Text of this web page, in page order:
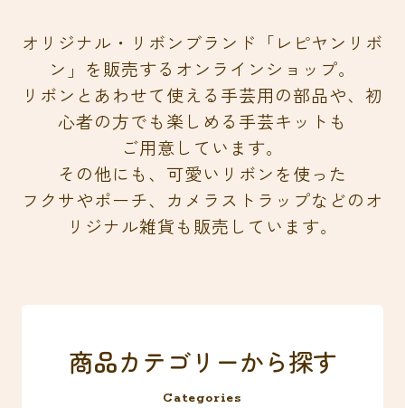
オリジナル・リボンブランド「レピヤンリボ
ン」を販売するオンラインショップ。
リボンとあわせて使える手芸用の部品や、初
心者の方でも楽しめる手芸キットも
ご用意しています。
その他にも、可愛いリボンを使った
フクサやポーチ、カメラストラップなどのオ
リジナル雑貨も販売しています。
商品カテゴリーから探す
Categories